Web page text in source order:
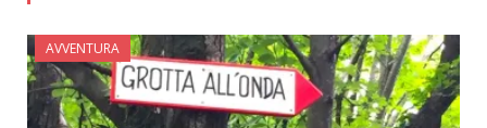
AVVENTURA